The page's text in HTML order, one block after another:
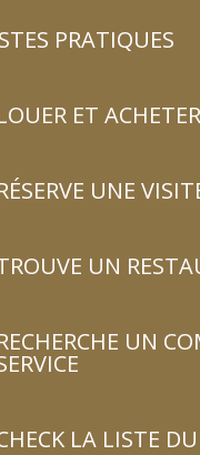
PRATIQUES
ET
UNE
UN
UN
LA LISTE